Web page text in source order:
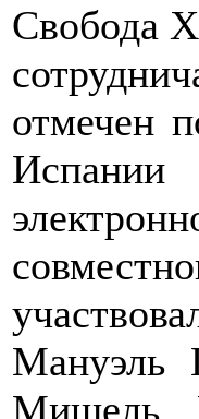
Свобода
отмечен
Испании
Мануэль
Мишель